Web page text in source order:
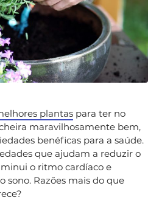
plantas para ter no
maravilhosamente bem,
benéficas para a saúde.
que ajudam a reduzir o
o ritmo cardíaco e
sono. Razões mais do que